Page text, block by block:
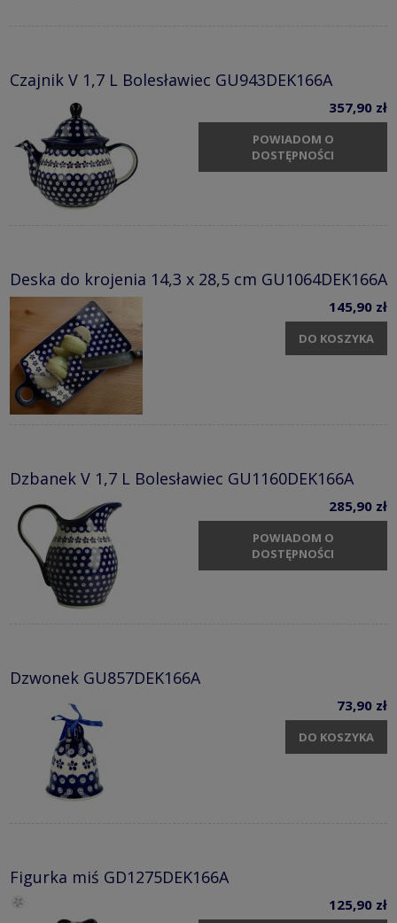
Czajnik V 1,7 L Bolesławiec GU943DEK166A
357,90 zł
POWIADOM O
DOSTĘPNOŚCI
Deska do krojenia 14,3 x 28,5 cm GU1064DEK166A
145,90 zł
DO KOSZYKA
Dzbanek V 1,7 L Bolesławiec GU1160DEK166A
285,90 zł
POWIADOM O
DOSTĘPNOŚCI
Dzwonek GU857DEK166A
73,90 zł
DO KOSZYKA
Figurka miś GD1275DEK166A
125,90 zł